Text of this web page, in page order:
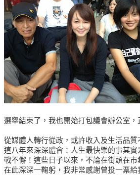
選舉結束了，我也開始打包議會辦公室，
從媒體人轉行從政，或許收入及生活品
這八年來深深體會：人生最快樂的事其
戰不懈！這些日子以來，不論在街頭在
在此深深一鞠躬，我非常感謝曾投一票